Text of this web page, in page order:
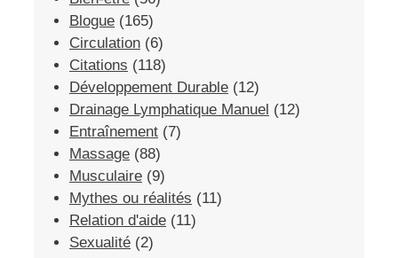
Blogue (165)
Circulation (6)
Citations (118)
Développement Durable (12)
Drainage Lymphatique Manuel (12)
Entraînement (7)
Massage (88)
Musculaire (9)
Mythes ou réalités (11)
Relation d'aide (11)
Sexualité (2)